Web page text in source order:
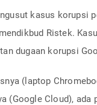
kasus korupsi
Ristek.
dugaan korupsi
(laptop
(Google Cloud), ada